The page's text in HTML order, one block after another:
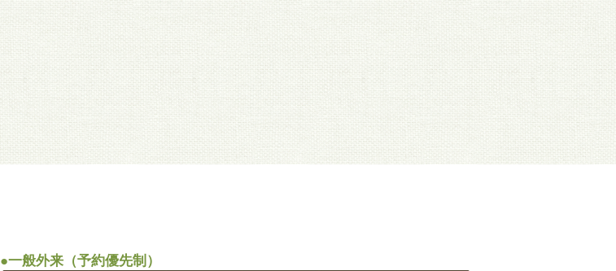
●一般外来（予約優先制）